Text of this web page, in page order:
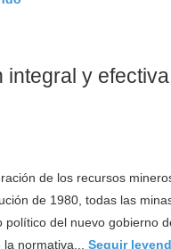
y
de los recursos
de 1980, todas las
del nuevo gobierno
normativa... Seguir